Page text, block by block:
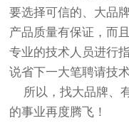
要选择可信的、大品
产品质量有保证，而
专业的技术人员进行
说省下一大笔聘请技
所以，找大品牌、
的事业再度腾飞！